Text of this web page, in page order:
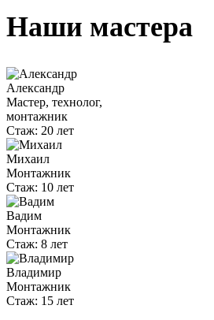
Наши мастера
Александр
Мастер, технолог,
монтажник
Стаж: 20 лет
Михаил
Монтажник
Стаж: 10 лет
Вадим
Монтажник
Стаж: 8 лет
Владимир
Монтажник
Стаж: 15 лет